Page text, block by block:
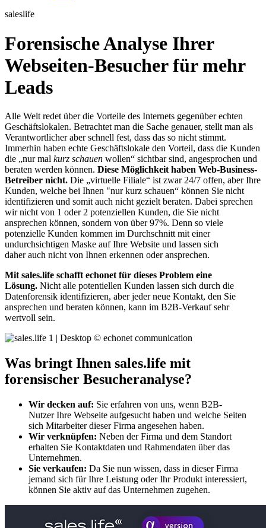
saleslife
Forensische Analyse Ihrer
Webseiten-Besucher für mehr
Leads
Alle Welt redet über die Vorteile des Internets gegenüber echten
Geschäftslokalen. Betrachtet man die Sache genauer, stellt man als
Verantwortlicher aber schnell fest, dass das so nicht stimmt.
Immerhin haben echte Geschäftslokale den Vorteil, dass die Kunden
die „nur mal kurz schauen wollen“ sichtbar sind, angesprochen und
beraten werden können. Diese Möglichkeit haben Web-Business-
Betreiber nicht. Die „virtuelle Filiale“ ist zwar 24/7 offen, aber Ihre
Kunden, welche bei Ihnen "nur kurz schauen“ können Sie nicht
identifizieren und somit auch nicht gezielt beraten. Dabei sprechen
wir nicht von 1 oder 2 potenziellen Kunden, die Sie nicht
ansprechen können, sondern von über 97%. Denn so viele
potenzielle Kunden kommen im Durchschnitt mit einer
undurchsichtigen Maske auf Ihre Website und lassen sich
daher auch nicht von Ihnen erkennen oder ansprechen.
Mit sales.life schafft echonet für dieses Problem eine
Lösung. Nicht alle potentiellen Kunden lassen sich durch die
Datenforensik identifizieren, aber jeder neue Kontakt, den Sie
ansprechen und beraten können, kann im B2B-Verkauf sehr
wertvoll sein.
Was bringt Ihnen sales.life mit
forensischer Besucheranalyse?
Wir decken auf: Sie erfahren von uns, wenn B2B-
Nutzer Ihre Webseite aufgesucht haben und welche Seiten
sich Mitarbeiter dieser Firma angesehen haben.
Wir verknüpfen: Neben der Firma und dem Standort
erhalten Sie Kontaktdaten und Rahmendaten über das
Unternehmen.
Sie verkaufen: Da Sie nun wissen, dass in dieser Firma
jemand sich für Ihre Leistung oder Ihr Produkt interessiert,
können Sie aktiv auf das Unternehmen zugehen.